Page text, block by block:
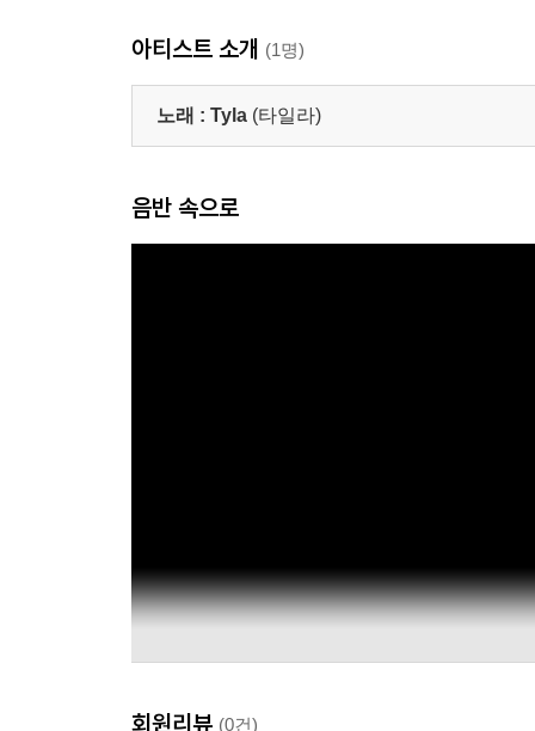
아티스트 소개 (1명)
노래 : Tyla (타일라)
음반 속으로
회원리뷰 (0건)